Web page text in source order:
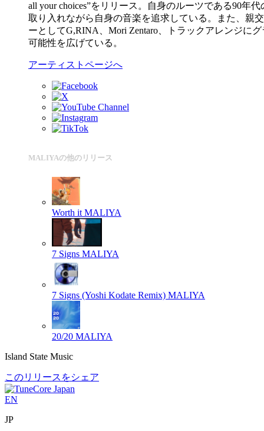
all your choices”をリリース。自身のルーツである90
取り入れながら自身の音楽を追求している。また、親
ーとしてG,RINA、Mori Zentaro、トラックアレンジに
可能性を広げている。
アーティストページへ
MALIYAの他のリリース
Worth it MALIYA
7 Signs MALIYA
7 Signs (Yoshi Kodate Remix) MALIYA
20/20 MALIYA
Island State Music
このリリースをシェア
EN
JP